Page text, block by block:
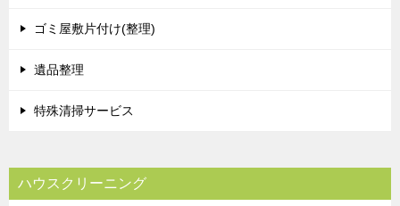
ゴミ屋敷片付け(整理)
遺品整理
特殊清掃サービス
ハウスクリーニング